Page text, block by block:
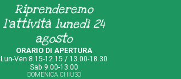
Riprenderemo
l'attività lunedì 24
agosto
ORARIO DI APERTURA
Lun-Ven 8.15-12.15 / 13.00-18.30
Sab 9.00-13.00
DOMENICA CHIUSO